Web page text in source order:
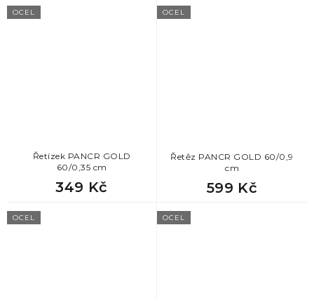
OCEL
Řetízek PANCR GOLD
60/0,35 cm
349 Kč
OCEL
Řetěz PANCR GOLD 60/0,9
cm
599 Kč
OCEL OCEL